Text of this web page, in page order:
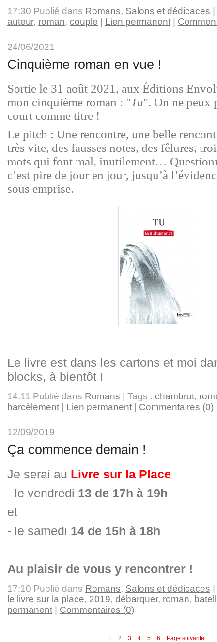
17:30 Publié dans Romans, Salons et dédicaces
auteur, roman, couple Lien permanent
24/06/2021
Cinquième roman en vue !
Sortie le 31 août 2021, aux Éditions
mon cinquième roman : "Tu". On ne peux
court comme titre !
Le pitch : Une rencontre, une belle
très vite, des fausses notes, des fêlures,
mots qui font mal, inutilement…
c’est pire de jour en jour, jusqu’à
sous emprise.
Le livre est dans les cartons et moi
blocks, à bientôt !
14:11 Publié dans Romans | Tags : chambrot,
harcèlement | Lien permanent | Commentaires (0)
12/09/2019
Ça commence demain !
Je serai au Livre sur la Place
- le vendredi 13 de 17h à 19h
et
- le samedi 14 de 15h à 18h
Au plaisir de vous y rencontrer !
17:10 Publié dans Romans, Salons et dédicaces
le livre sur la place, 2019, débarquer, roman,
permanent | Commentaires (0)
1 2 3 4 5 6 Page suivante